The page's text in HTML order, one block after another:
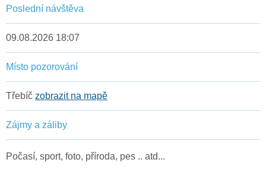
Poslední návštěva
09.08.2026 18:07
Místo pozorování
Třebíč zobrazit na mapě
Zájmy a záliby
Počasí, sport, foto, příroda, pes .. atd...